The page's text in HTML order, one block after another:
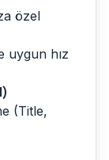
özel
uygun hız
(Title,